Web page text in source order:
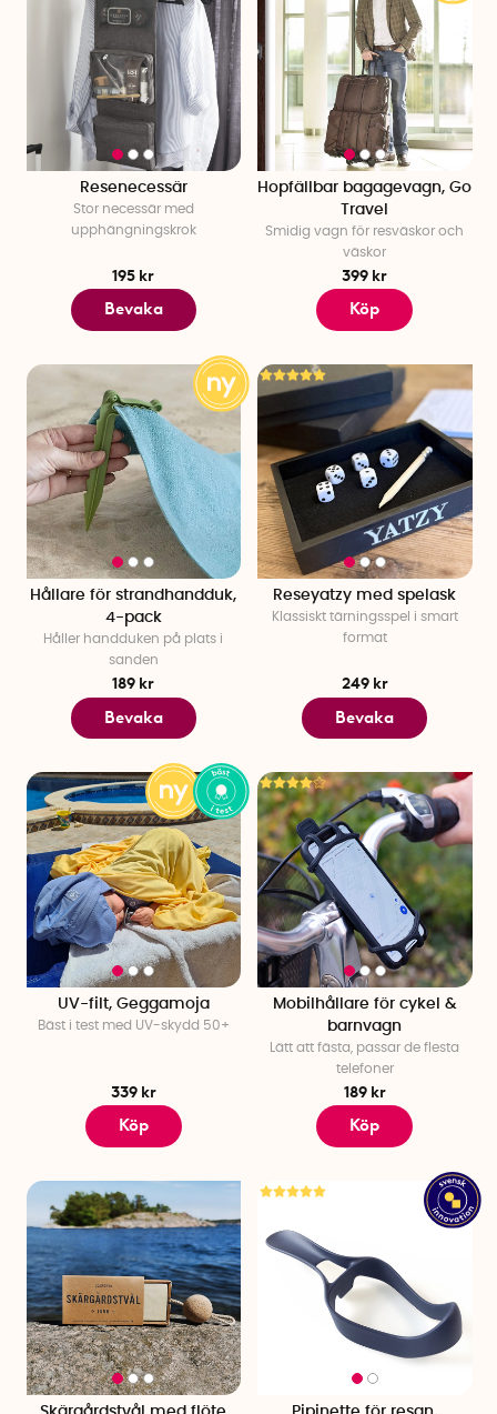
Resenecessär
Stor necessär med
upphängningskrok
195 kr
Bevaka
Hopfällbar bagagevagn, Go
Travel
Smidig vagn för resväskor och
väskor
399 kr
Köp
Hållare för strandhandduk,
4-pack
Håller handduken på plats i
sanden
189 kr
Bevaka
Reseyatzy med spelask
Klassiskt tärningsspel i smart
format
249 kr
Bevaka
UV-filt, Geggamoja
Bäst i test med UV-skydd 50+
339 kr
Köp
Mobilhållare för cykel &
barnvagn
Lätt att fästa, passar de flesta
telefoner
189 kr
Köp